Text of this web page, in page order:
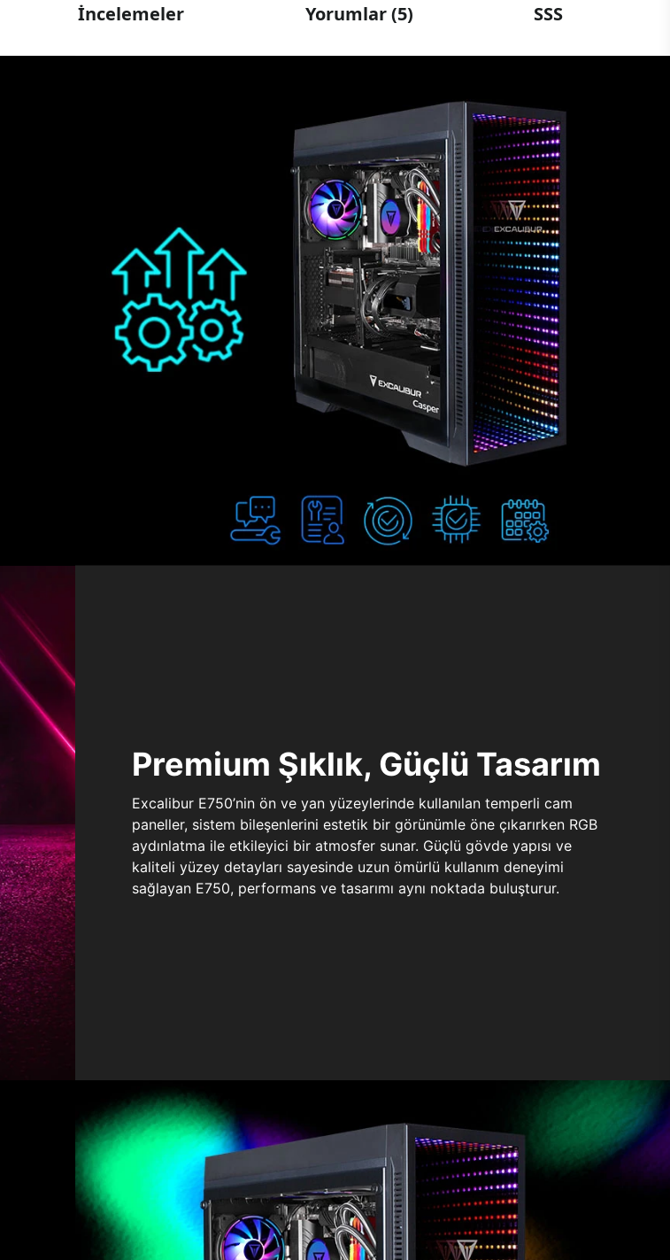
İncelemeler Yorumlar (5) SSS
Premium Şıklık, Güçlü Tasarım
Excalibur E750’nin ön ve yan yüzeylerinde kullanılan temperli cam
paneller, sistem bileşenlerini estetik bir görünümle öne çıkarırken RGB
aydınlatma ile etkileyici bir atmosfer sunar. Güçlü gövde yapısı ve
kaliteli yüzey detayları sayesinde uzun ömürlü kullanım deneyimi
sağlayan E750, performans ve tasarımı aynı noktada buluşturur.